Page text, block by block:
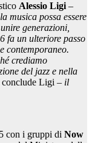
Alessio Ligi–
musica possa essere
generazioni,
fa un ulteriore passo
contemporaneo.
crediamo
del jazz e nella
conclude Ligi – il
con i gruppi di Now